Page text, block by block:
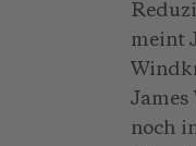
meint
noch